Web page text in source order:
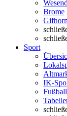
Brome
Gifhorn
Sport
IK-
Fußball